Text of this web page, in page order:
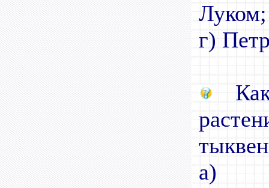
г)
а)